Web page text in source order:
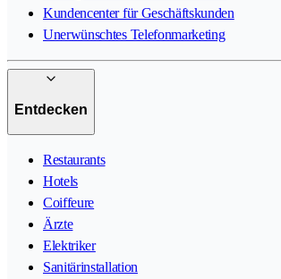
Kundencenter für Geschäftskunden
Unerwünschtes Telefonmarketing
Entdecken
Restaurants
Hotels
Coiffeure
Ärzte
Elektriker
Sanitärinstallation